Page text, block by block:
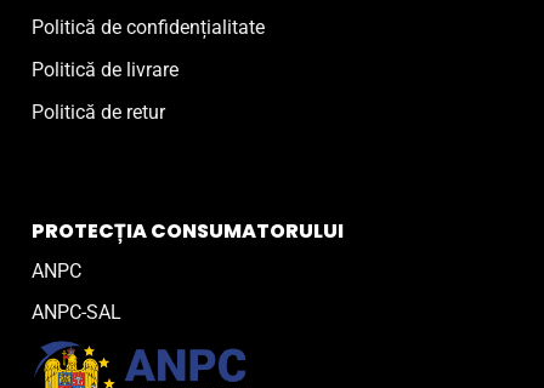
Politică de confidențialitate
Politică de livrare
Politică de retur
PROTECȚIA CONSUMATORULUI
ANPC
ANPC-SAL